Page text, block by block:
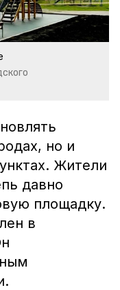
но и
Жители
давно
площадку.
в